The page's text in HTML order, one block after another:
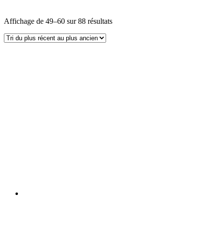
Affichage de 49–60 sur 88 résultats